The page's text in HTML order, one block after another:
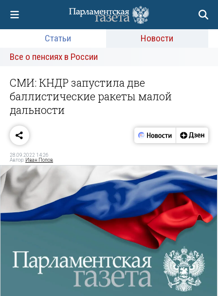
Статьи
Новости
Все о пенсиях в России
СМИ: КНДР запустила две
баллистические ракеты малой
дальности
28.09.2022 14:26
Автор: Иван Попов